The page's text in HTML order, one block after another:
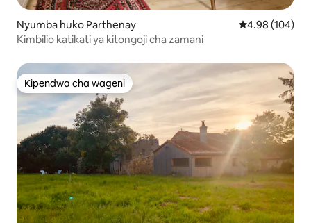
Nyumba huko Parthenay Ukadiriaji wa
4.98 (104)
Kimbilio katikati ya kitongoji cha zamani
Kipendwa cha wageni
Kipendwa cha wageni